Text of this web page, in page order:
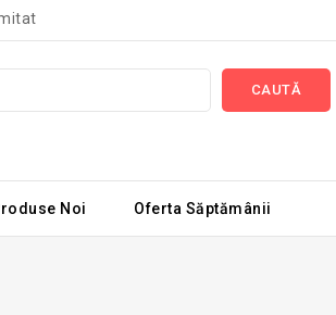
CAUTĂ
Noi Oferta Săptămânii